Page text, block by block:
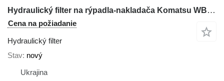
Hydraulický filter na rýpadla-nakladača Komatsu WB93R-2
Cena na požiadanie
Hydraulický filter
Stav nový
Ukrajina